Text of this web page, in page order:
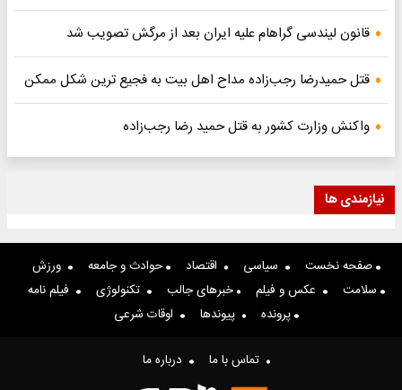
قانون لیندسی گراهام علیه ایران بعد از مرگش تصویب شد
قتل حمیدرضا رجب‌زاده مداح اهل بیت به فجیع ترین شکل ممکن
واکنش وزارت کشور به قتل حمید رضا رجب‌زاده
نیازمندی ها
صفحه نخست سیاسی اقتصاد حوادث و جامعه
ورزش
سلامت
عکس و فیلم خبرهای جالب تکنولوژی
فیلم نامه
پرونده
پیوندها اوقات شرعی
تماس با ما درباره ما